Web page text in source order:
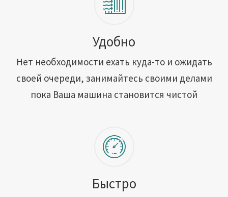
Вакансии
Адреса обслуживания
Контакты
Удобно
Нет необходимости ехать куда-то и ожидать
своей очереди, занимайтесь своими делами
пока Ваша машина становится чистой
Быстро